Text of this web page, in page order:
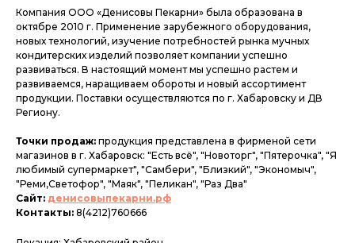
Компания ООО «Денисовы Пекарни» была образована в
октябре 2010 г. Применение зарубежного оборудования,
новых технологий, изучение потребностей рынка мучных
кондитерских изделий позволяет компании успешно
развиваться. В настоящий момент мы успешно растем и
развиваемся, наращиваем обороты и новый ассортимент
продукции. Поставки осуществляются по г. Хабаровску и ДВ
Региону.
Точки продаж: продукция представлена в фирменой сети
магазинов в г. Хабаровск: "Есть всё", "Новоторг", "Пятерочка", "Я
любимый супермаркет", "Самбери", "Близкий", "Экономыч",
"Реми,Светофор", "Маяк", "Пеликан", "Раз Два"
Сайт: денисовыпекарни.рф
Контакты: 8(4212)760666